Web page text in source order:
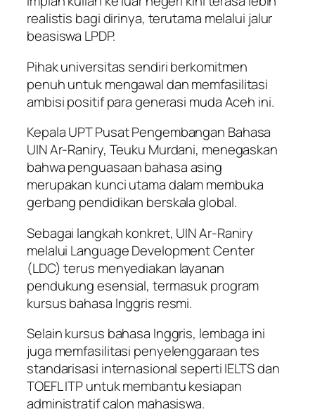
realistis bagi dirinya, terutama melalui jalur
beasiswa LPDP.
Pihak universitas sendiri berkomitmen
penuh untuk mengawal dan memfasilitasi
ambisi positif para generasi muda Aceh ini.
Kepala UPT Pusat Pengembangan Bahasa
UIN Ar-Raniry, Teuku Murdani, menegaskan
bahwa penguasaan bahasa asing
merupakan kunci utama dalam membuka
gerbang pendidikan berskala global.
Sebagai langkah konkret, UIN Ar-Raniry
melalui Language Development Center
(LDC) terus menyediakan layanan
pendukung esensial, termasuk program
kursus bahasa Inggris resmi.
Selain kursus bahasa Inggris, lembaga ini
juga memfasilitasi penyelenggaraan tes
standarisasi internasional seperti IELTS dan
TOEFL ITP untuk membantu kesiapan
administratif calon mahasiswa.